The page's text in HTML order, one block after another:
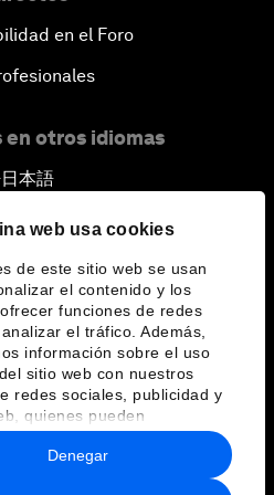
web usa cookies
de este sitio web se usan
el contenido y los
funciones de redes
el tráfico. Además,
información sobre el uso
sitio web con nuestros
redes sociales, publicidad y
quienes pueden
con otra información que les
o que hayan
a partir del uso que haya
Denegar
en el Foro
en otros idiomas
日本語